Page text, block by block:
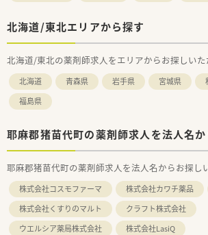
北海道/東北エリアから探す
北海道/東北の薬剤師求人をエリアからお探しいた
北海道 青森県 岩手県 宮城県
福島県
耶麻郡猪苗代町の薬剤師求人を法人名
耶麻郡猪苗代町の薬剤師求人を法人名からお探し
株式会社コスモファーマ 株式会社カワチ薬品
株式会社くすりのマルト
クラフト株式会社
ウエルシア薬局株式会社
株式会社LasiQ